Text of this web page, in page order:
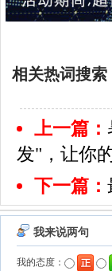
相关热词搜索
上一篇：
发"，让你
下一篇：